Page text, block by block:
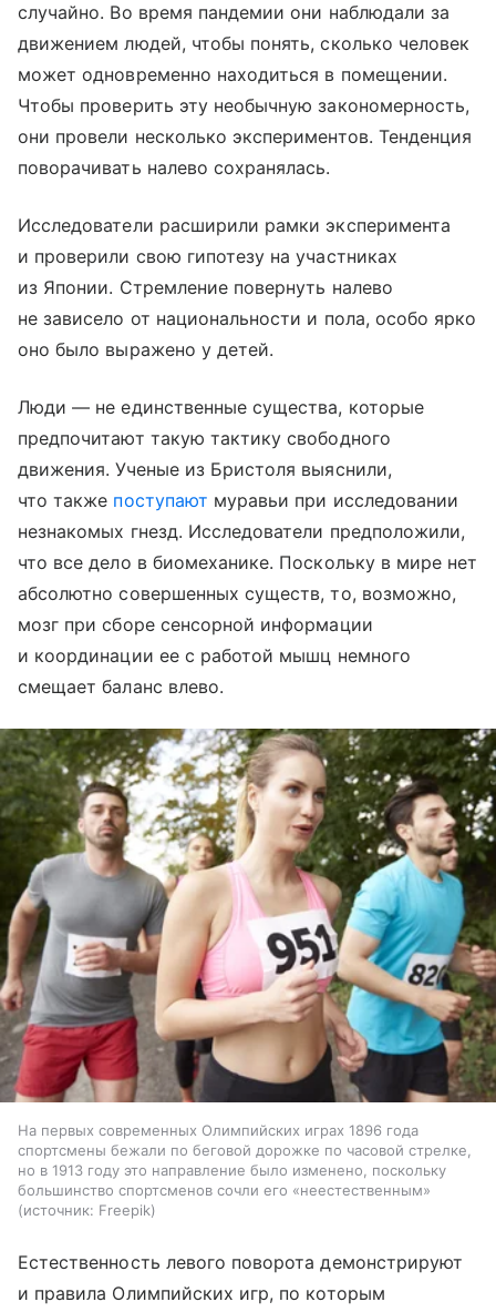
случайно. Во время пандемии они наблюдали за
движением людей, чтобы понять, сколько человек
может одновременно находиться в помещении.
Чтобы проверить эту необычную закономерность,
они провели несколько экспериментов. Тенденция
поворачивать налево сохранялась.
Исследователи расширили рамки эксперимента
и проверили свою гипотезу на участниках
из Японии. Стремление повернуть налево
не зависело от национальности и пола, особо ярко
оно было выражено у детей.
Люди — не единственные существа, которые
предпочитают такую тактику свободного
движения. Ученые из Бристоля выяснили,
что также поступают муравьи при исследовании
незнакомых гнезд. Исследователи предположили,
что все дело в биомеханике. Поскольку в мире нет
абсолютно совершенных существ, то, возможно,
мозг при сборе сенсорной информации
и координации ее с работой мышц немного
смещает баланс влево.
На первых современных Олимпийских играх 1896 года
спортсмены бежали по беговой дорожке по часовой стрелке,
но в 1913 году это направление было изменено, поскольку
большинство спортсменов сочли его «неестественным»
источник: Freepik
Естественность левого поворота демонстрируют
и правила Олимпийских игр, по которым